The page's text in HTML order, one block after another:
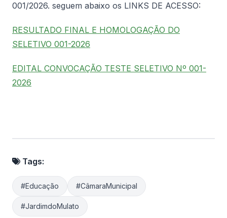
001/2026. seguem abaixo os LINKS DE ACESSO:
RESULTADO FINAL E HOMOLOGAÇÃO DO
SELETIVO 001-2026
EDITAL CONVOCAÇÃO TESTE SELETIVO Nº 001-
2026
Tags:
#Educação #CâmaraMunicipal
#JardimdoMulato